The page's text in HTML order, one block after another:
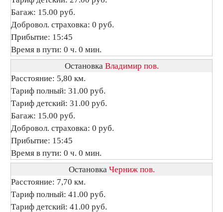
Багаж: 15.00 руб.
Добровол. страховка: 0 руб.
Прибытие: 15:45
Время в пути: 0 ч. 0 мин.
Остановка Владимир пов.
Расстояние: 5,80 км.
Тариф полный: 31.00 руб.
Тариф детский: 31.00 руб.
Багаж: 15.00 руб.
Добровол. страховка: 0 руб.
Прибытие: 15:45
Время в пути: 0 ч. 0 мин.
Остановка Черниж пов.
Расстояние: 7,70 км.
Тариф полный: 41.00 руб.
Тариф детский: 41.00 руб.